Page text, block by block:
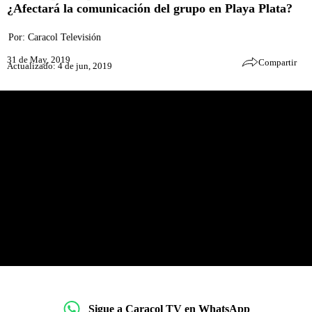
¿Afectará la comunicación del grupo en Playa Plata?
Por: Caracol Televisión
31 de May, 2019
Actualizado: 4 de jun, 2019 Compartir
Sigue a Caracol TV en WhatsApp